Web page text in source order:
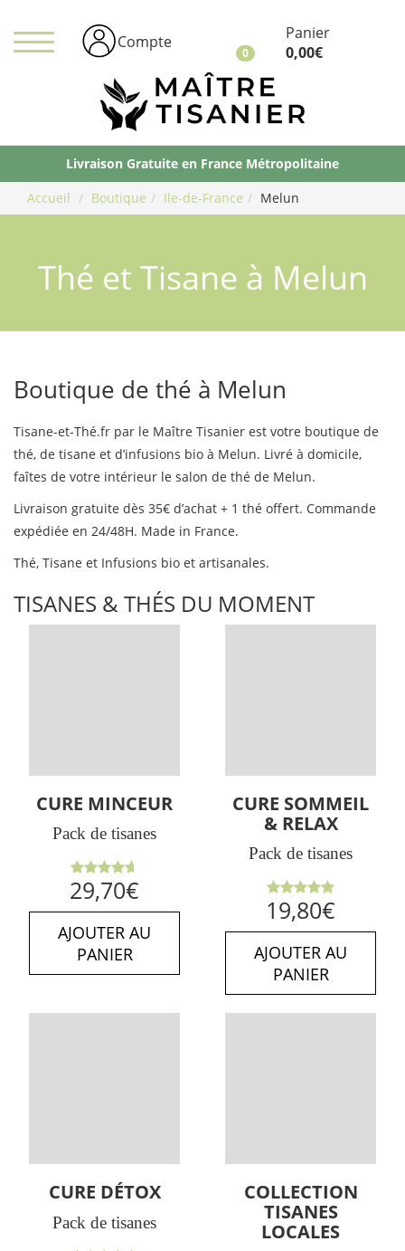
Compte
Panier
0,00€
0
Livraison Gratuite en France Métropolitaine
Accueil
Boutique Ile-de-France Melun
Thé et Tisane à Melun
Boutique de thé à Melun
Tisane-et-Thé.fr par le Maître Tisanier est votre boutique de
thé, de tisane et d’infusions bio à Melun. Livré à domicile,
faîtes de votre intérieur le salon de thé de Melun.
Livraison gratuite dès 35€ d’achat + 1 thé offert. Commande
expédiée en 24/48H. Made in France.
Thé, Tisane et Infusions bio et artisanales.
TISANES & THÉS DU MOMENT
CURE MINCEUR
Pack de tisanes
Note
4.64sur
5
29,70€
AJOUTER AU
PANIER
CURE SOMMEIL
& RELAX
Pack de tisanes
Note5.00
sur 5
19,80€
AJOUTER AU
PANIER
CURE DÉTOX
Pack de tisanes
COLLECTION
TISANES
LOCALES